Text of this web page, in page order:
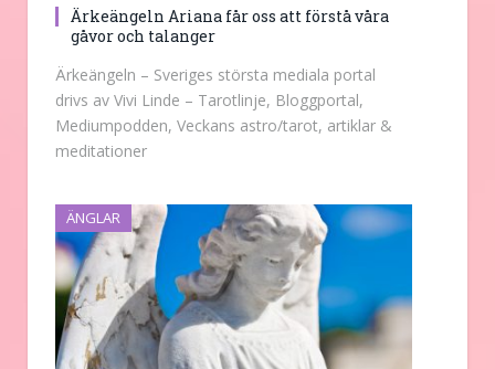
Ärkeängeln Ariana får oss att förstå våra
gåvor och talanger
Ärkeängeln – Sveriges största mediala portal
drivs av Vivi Linde – Tarotlinje, Bloggportal,
Mediumpodden, Veckans astro/tarot, artiklar &
meditationer
ÄNGLAR